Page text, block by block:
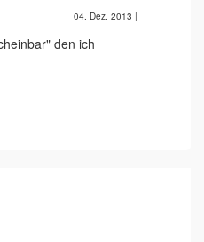
04. Dez. 2013 |
den ich